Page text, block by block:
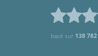
basé sur 138 782